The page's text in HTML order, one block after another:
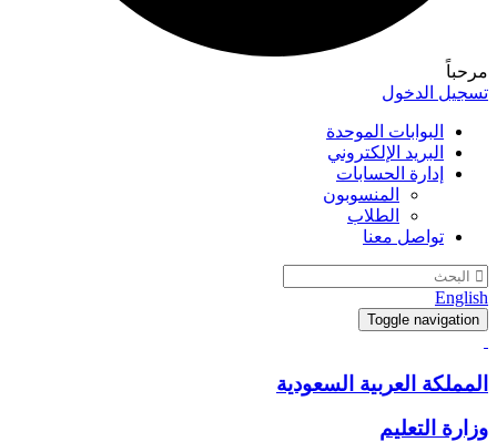
مرحباً
تسجيل الدخول
البوابات الموحدة
البريد الإلكتروني
إدارة الحسابات
المنسوبون
الطلاب
تواصل معنا
English
Toggle navigation
المملكة العربية السعودية
وزارة التعليم